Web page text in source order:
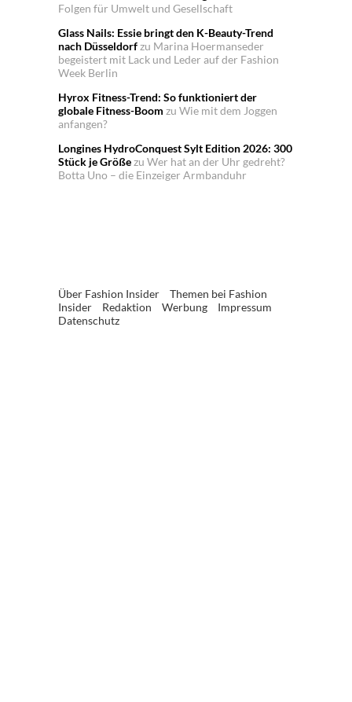
Folgen für Umwelt und Gesellschaft
Glass Nails: Essie bringt den K-Beauty-Trend
nach Düsseldorfzu Marina Hoermanseder
begeistert mit Lack und Leder auf der Fashion
Week Berlin
Hyrox Fitness-Trend: So funktioniert der
globale Fitness-Boom zu Wie mit dem Joggen
anfangen?
Longines HydroConquest Sylt Edition 2026: 300
Stück je Größezu Wer hat an der Uhr gedreht?
Botta Uno – die Einzeiger Armbanduhr
Über Fashion Insider
Themen bei Fashion
Insider
Redaktion Werbung
Impressum
Datenschutz